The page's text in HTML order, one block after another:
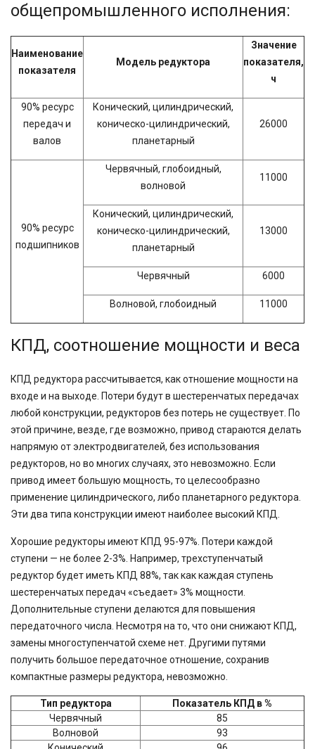
общепромышленного исполнения:
Наименование
показателя
Модель редуктора
Значение
показателя,
ч
90% ресурс
передач и
валов
Конический, цилиндрический,
коническо-цилиндрический,
планетарный
26000
90% ресурс
подшипников
Червячный, глобоидный,
волновой
11000
Конический, цилиндрический,
коническо-цилиндрический,
планетарный
13000
Червячный 6000
Волновой, глобоидный 11000
КПД, соотношение мощности и веса
КПД редуктора рассчитывается, как отношение мощности на
входе и на выходе. Потери будут в шестеренчатых передачах
любой конструкции, редукторов без потерь не существует. По
этой причине, везде, где возможно, привод стараются делать
напрямую от электродвигателей, без использования
редукторов, но во многих случаях, это невозможно. Если
привод имеет большую мощность, то целесообразно
применение цилиндрического, либо планетарного редуктора.
Эти два типа конструкции имеют наиболее высокий КПД.
Хорошие редукторы имеют КПД 95-97%. Потери каждой
ступени — не более 2-3%. Например, трехступенчатый
редуктор будет иметь КПД 88%, так как каждая ступень
шестеренчатых передач «съедает» 3% мощности.
Дополнительные ступени делаются для повышения
передаточного числа. Несмотря на то, что они снижают КПД,
замены многоступенчатой схеме нет. Другими путями
получить большое передаточное отношение, сохранив
компактные размеры редуктора, невозможно.
Тип редуктора
Показатель КПД в %
Червячный
85
Волновой
93